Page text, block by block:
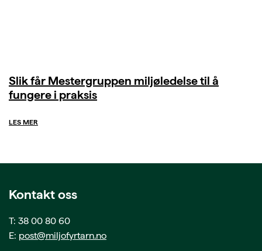
Slik får Mestergruppen miljøledelse til å
fungere i praksis
LES MER
Kontakt oss
T: 38 00 80 60
E: post@miljofyrtarn.no